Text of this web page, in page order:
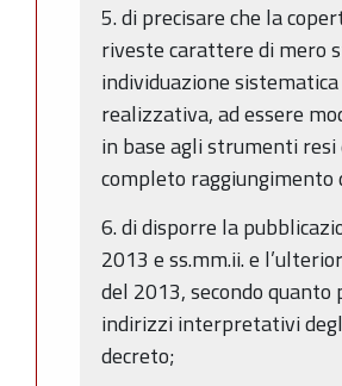
5. di precisare che la
riveste carattere di mero
individuazione
realizzativa, ad essere
in base agli strumenti
completo
6. di disporre la
2013 e ss.mm.ii. e
del 2013, secondo
indirizzi interpretativi
decreto;